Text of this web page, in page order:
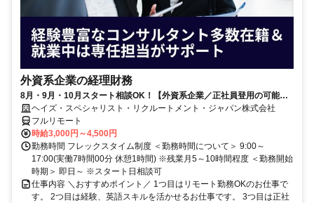
外資系企業の経理財務
8月・9月・10月スタート相談OK！【外資系企業／正社員登用の可能性
大／700万～800万／リモート勤務OK】経理財務
ヘイズ・スペシャリスト・リクルートメント・ジャパン株式会社
フルリモート
時給3,000円～4,500円
勤務時間 フレックスタイム制度 ＜勤務時間について＞ 9:00～
17:00(実働7時間00分 休憩1時間) ※残業月5～10時間程度 ＜勤務開始
時期＞ 即日～ ※スタート日相談可
仕事内容 ＼おすすめポイント／ 1つ目はリモート勤務OKのお仕事で
す。 2つ目は経験、英語スキルを活かせるお仕事です。 3つ目は正社